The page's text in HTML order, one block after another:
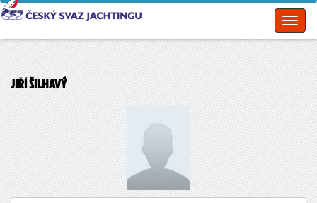
JIŘÍ ŠILHAVÝ